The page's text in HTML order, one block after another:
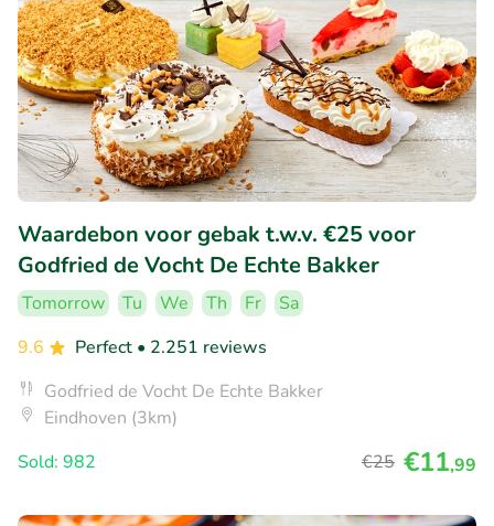
Waardebon voor gebak t.w.v. €25 voor
Godfried de Vocht De Echte Bakker
Tomorrow Tu We Th Fr
Sa
9.6
Perfect • 2.251 reviews
Godfried de Vocht De Echte Bakker
Eindhoven (3km)
Sold: 982
€25 €11,99